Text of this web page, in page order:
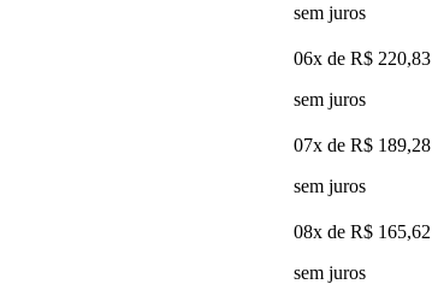
sem juros
06x de R$ 220,83
sem juros
07x de R$ 189,28
sem juros
08x de R$ 165,62
sem juros